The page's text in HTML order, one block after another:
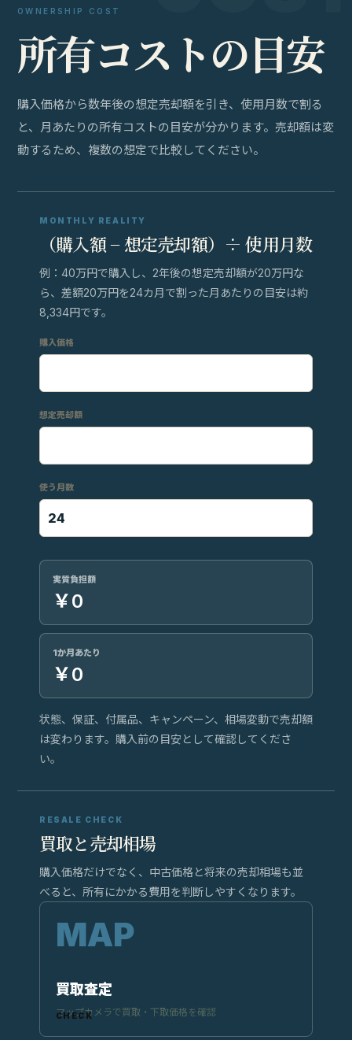
OWNERSHIP COST
所有コス トの目安
購入価格から数年後の想定売却額を引き、使用月数で割る
と、月あたりの所有コストの目安が分かります。売却額は変
動するため、複数の想定で比較してください。
MONTHLY REALITY
（購入額 − 想定売却額）÷ 使用月数
例：40万円で購入し、2年後の想定売却額が20万円な
ら、差額20万円を24カ月で割った月あたりの目安は約
8,334円です。
購入価格
想定売却額
使う月数
実質負担額
￥0
1か月あたり
￥0
状態、保証、付属品、キャンペーン、相場変動で売却額
は変わります。購入前の目安として確認してくださ
い。
RESALE CHECK
買取と売却相場
購入価格だけでなく、中古価格と将来の売却相場も並
べると、所有にかかる費用を判断しやすくなります。
買取査定
マップカメラで買取・下取価格を確認